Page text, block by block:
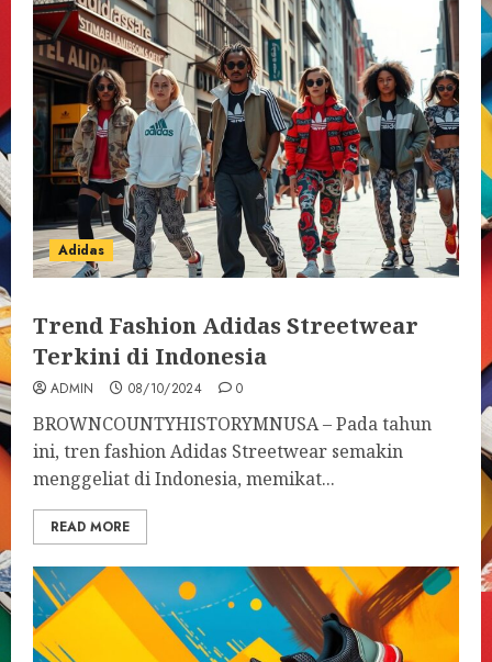
Adidas
Trend Fashion Adidas Streetwear
Terkini di Indonesia
ADMIN 08/10/2024 0
BROWNCOUNTYHISTORYMNUSA – Pada tahun
ini, tren fashion Adidas Streetwear semakin
menggeliat di Indonesia, memikat...
READ MORE